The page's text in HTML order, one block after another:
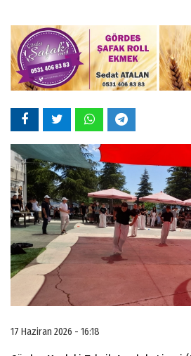
17 Haziran 2026 - 16:18